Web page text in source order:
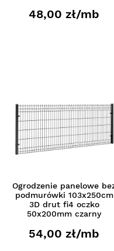
48,00 zł/mb
Ogrodzenie panelowe
podmurówki 103x250cm
3D drut fi4 oczko
50x200mm czarny
54,00 zł/mb